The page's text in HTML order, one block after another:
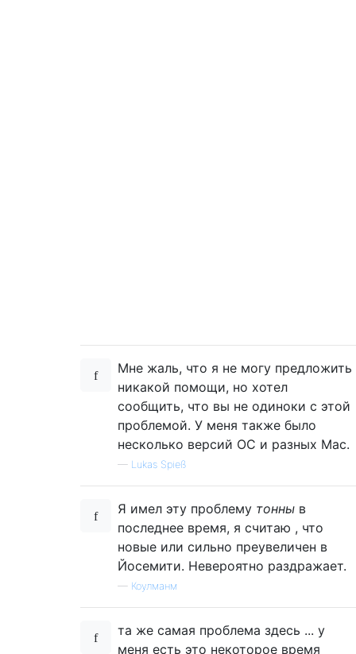
Мне жаль, что я не могу предложить
никакой помощи, но хотел
сообщить, что вы не одиноки с этой
проблемой. У меня также было
несколько версий ОС и разных Mac.
— Lukas Spieß
Я имел эту проблему тонны в
последнее время, я считаю , что
новые или сильно преувеличен в
Йосемити. Невероятно раздражает.
— Коулманм
та же самая проблема здесь ... у
меня есть это некоторое время